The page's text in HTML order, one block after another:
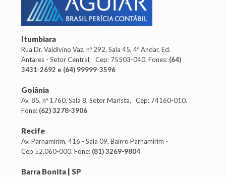
Itumbiara
Rua Dr. Valdivino Vaz, nº 292, Sala 45, 4º Andar, Ed.
Antares - Setor Central, Cep: 75503-040. Fones: (64)
3431-2692 e (64) 99999-3596
Goiânia
Av. 85, nº 1760, Sala 8, Setor Marista, Cep: 74160-010.
Fone: (62) 3278-3906
Recife
Av. Parnamirim, 416 - Sala 09, Bairro Parnamirim -
Cep 52.060-000. Fone: (81) 3269-9804
Barra Bonita | SP